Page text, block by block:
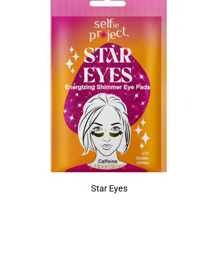
Star Eyes